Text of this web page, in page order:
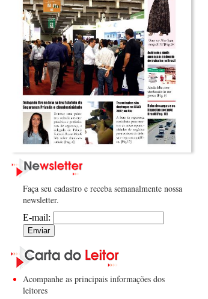
Faça seu cadastro e receba semanalmente nossa
newsletter.
E-mail:
Acompanhe as principais informações dos
leitores